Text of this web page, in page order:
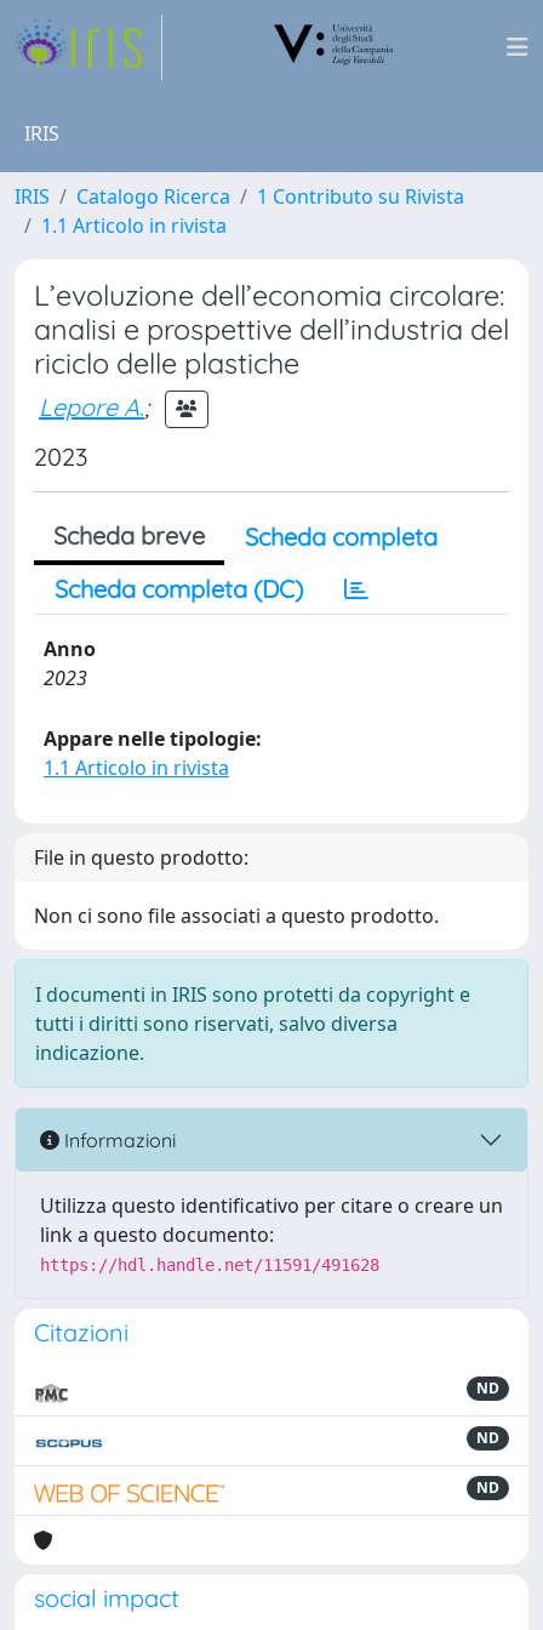
IRIS
IRIS Catalogo Ricerca
1 Contributo su Rivista
1.1 Articolo in rivista
L’evoluzione dell’economia circolare:
analisi e prospettive dell’industria del
riciclo delle plastiche
Lepore A.;
2023
Scheda breve
Scheda completa
Scheda completa (DC)
Anno
2023
Appare nelle tipologie:
1.1 Articolo in rivista
File in questo prodotto:
Non ci sono file associati a questo prodotto.
I documenti in IRIS sono protetti da copyright e
tutti i diritti sono riservati, salvo diversa
indicazione.
Informazioni
Utilizza questo identificativo per citare o creare un
link a questo documento:
https://hdl.handle.net/11591/491628
Citazioni
ND
ND
ND
social impact